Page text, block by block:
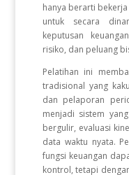
hanya berarti
untuk secara
keputusan
risiko, dan peluang
Pelatihan ini
tradisional yang
dan pelaporan
menjadi sistem
bergulir, evaluasi
data waktu nyata.
fungsi keuangan
kontrol, tetapi